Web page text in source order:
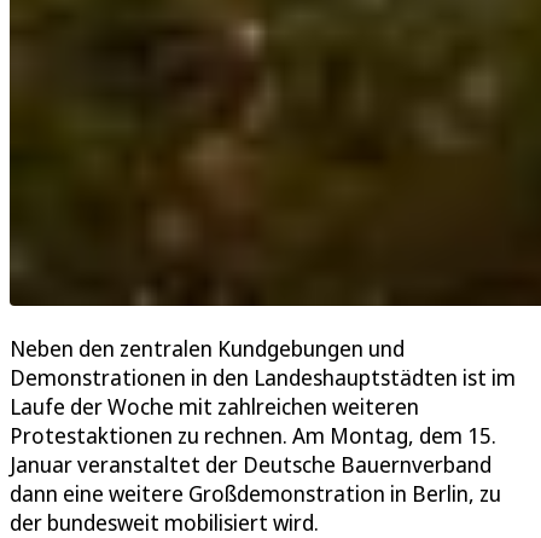
Neben den zentralen Kundgebungen und
Demonstrationen in den Landeshauptstädten ist im
Laufe der Woche mit zahlreichen weiteren
Protestaktionen zu rechnen. Am Montag, dem 15.
Januar veranstaltet der Deutsche Bauernverband
dann eine weitere Großdemonstration in Berlin, zu
der bundesweit mobilisiert wird.